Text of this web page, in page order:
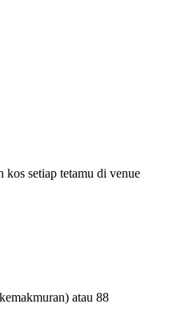
kos setiap tetamu di venue
atau 88